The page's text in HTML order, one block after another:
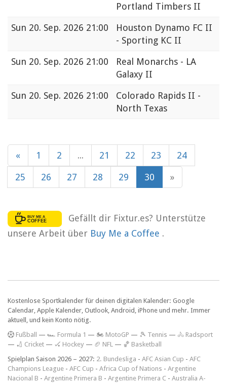
Portland Timbers II
Sun 20. Sep. 2026 21:00
Houston Dynamo FC II
- Sporting KC II
Sun 20. Sep. 2026 21:00
Real Monarchs - LA
Galaxy II
Sun 20. Sep. 2026 21:00
Colorado Rapids II -
North Texas
« 1 2 ... 21 22 23 24
25 26 27 28 29 30 »
Gefällt dir Fixtur.es? Unterstütze
unsere Arbeit über Buy Me a Coffee .
Kostenlose Sportkalender für deinen digitalen Kalender: Google
Calendar, Apple Kalender, Outlook, Android, iPhone und mehr. Immer
aktuell, und kein Konto nötig.
Fußball — 🏎️ Formula 1 — 🏍 MotoGP — 🎾 Tennis — 🚴 Radsport
— 🏏 Cricket — 🏑 Hockey — 🏈 NFL — 🏀 Basketball
Spielplan Saison 2026 – 2027: 2. Bundesliga - AFC Asian Cup - AFC
Champions League - AFC Cup - Africa Cup of Nations - Argentine
Nacional B - Argentine Primera B - Argentine Primera C - Australia A-